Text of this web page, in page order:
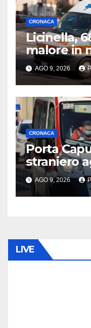
CRONACA
Licinella,
malore in
AGO 9, 2026
CRONACA
Porta
straniero
AGO 9, 2026
LIVE